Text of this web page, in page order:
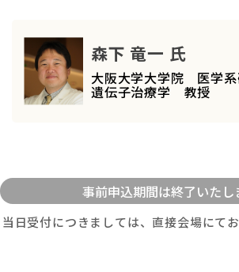
森下 竜一 氏
大阪大学大学院 医学
遺伝子治療学 教授
当日受付につきましては、直接会場にて